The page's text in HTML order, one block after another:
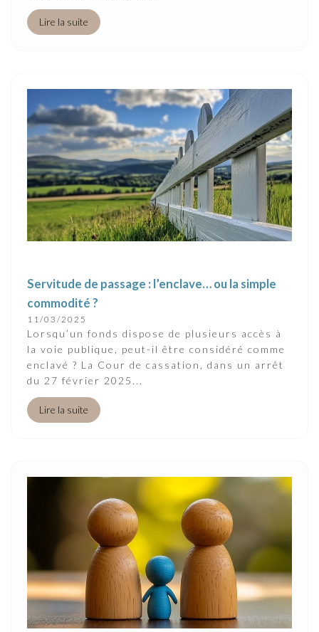
Lire la suite
Servitude de passage : l’enclave… ou la simple
commodité ?
11/03/2025
Lorsqu’un fonds dispose de plusieurs accès à
la voie publique, peut-il être considéré comme
enclavé ? La Cour de cassation, dans un arrêt
du 27 février 2025...
Lire la suite